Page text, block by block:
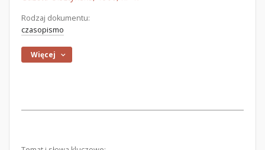
Rodzaj dokumentu:
czasopismo
Więcej